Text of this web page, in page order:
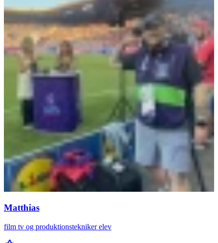
Matthias
film tv og produktionstekniker elev